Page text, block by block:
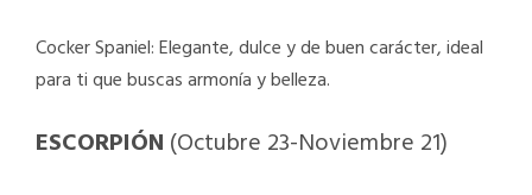
Cocker Spaniel: Elegante, dulce y de buen carácter, ideal
para ti que buscas armonía y belleza.
ESCORPIÓN (Octubre 23-Noviembre 21)